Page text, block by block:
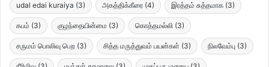
udal edai kuraiya (3) அகத்திக்கீரை (4) இரத்தம் சுத்தமாக (3)
கபம் (3) குழந்தையின்மை (3) கொத்தமல்லி (3)
சருமம் பொலிவு பெற (3) சித்த மருத்துவம் பயன்கள் (3) நிலவேம்பு (3)